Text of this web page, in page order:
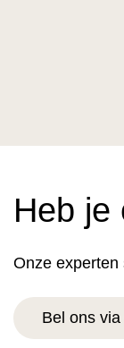
Heb je
Onze experten
Bel ons